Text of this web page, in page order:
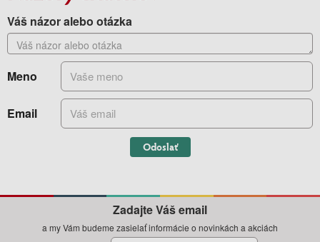
Váš názor alebo otázka
Meno
Email
Odoslať
Zadajte Váš email
a my Vám budeme zasielať informácie o novinkách a akciách